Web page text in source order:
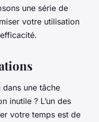
une série de
votre utilisation
dans une tâche
inutile ? L’un des
votre temps est de